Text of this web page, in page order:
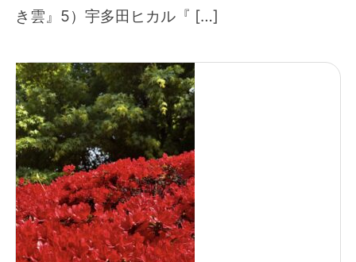
き雲』5）宇多田ヒカル『 […]